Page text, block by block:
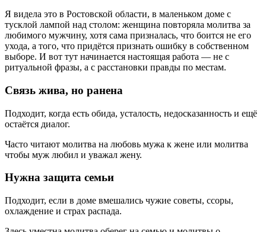
Я видела это в Ростовской области, в маленьком доме с
тусклой лампой над столом: женщина повторяла молитва за
любимого мужчину, хотя сама призналась, что боится не его
ухода, а того, что придётся признать ошибку в собственном
выборе. И вот тут начинается настоящая работа — не с
ритуальной фразы, а с расстановки правды по местам.
Связь жива, но раненa
Подходит, когда есть обида, усталость, недосказанность и ещё
остаётся диалог.
Часто читают молитва на любовь мужа к жене или молитва
чтобы муж любил и уважал жену.
Нужна защита семьи
Подходит, если в доме вмешались чужие советы, ссоры,
охлаждение и страх распада.